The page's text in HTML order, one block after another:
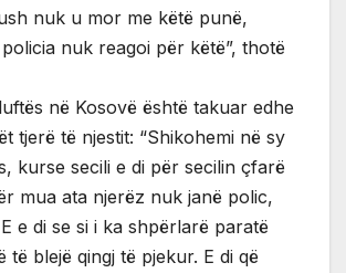
nuk u mor me këtë punë,
nuk reagoi për këtë”, thotë
në Kosovë është takuar edhe
tjerë të njestit: “Shikohemi në sy
kurse secili e di për secilin çfarë
mua ata njerëz nuk janë polic,
e di se si i ka shpërlarë paratë
të blejë qingj të pjekur. E di që